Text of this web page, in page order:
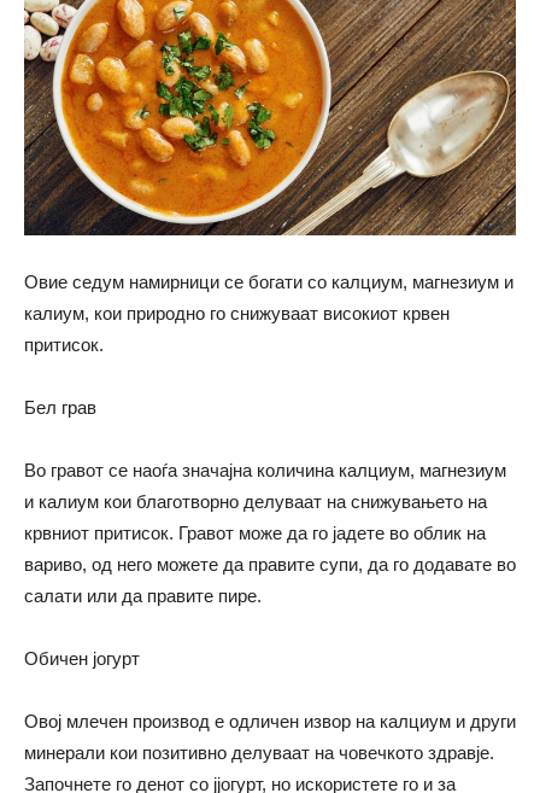
Овие седум намирници се богати со калциум, магнезиум и
калиум, кои природно го снижуваат високиот крвен
притисок.
Бел грав
Во гравот се наоѓа значајна количина калциум, магнезиум
и калиум кои благотворно делуваат на снижувањето на
крвниот притисок. Гравот може да го јадете во облик на
вариво, од него можете да правите супи, да го додавате во
салати или да правите пире.
Обичен јогурт
Овој млечен производ е одличен извор на калциум и други
минерали кои позитивно делуваат на човечкото здравје.
Започнете го денот со јјогурт, но искористете го и за